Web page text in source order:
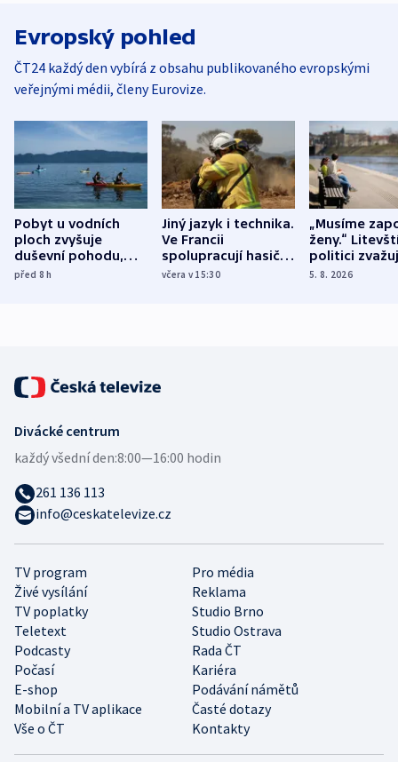
Evropský pohled
ČT24 každý den vybírá z obsahu publikovaného evropskými
veřejnými médii, členy Eurovize.
Pobyt u vodních
ploch zvyšuje
duševní pohodu,
ukázala
před 8h
Jiný jazyk i technika.
Ve Francii
spolupracují hasiči z
různých zemí
včera v 15:30
„Musíme
ženy.“
politici
dohodu o
5. 8. 2026
TV program
Pro média
Živé vysílání
Reklama
TV poplatky
Studio Brno
Teletext
Studio Ostrava
Podcasty
Rada ČT
Počasí
Kariéra
E-shop
Podávání námětů
Mobilní a TV aplikace
Časté dotazy
Vše o ČT
Kontakty
Divácké centrum
každý všední den:8:00—16:00 hodin
261 136 113
info@ceskatelevize.cz